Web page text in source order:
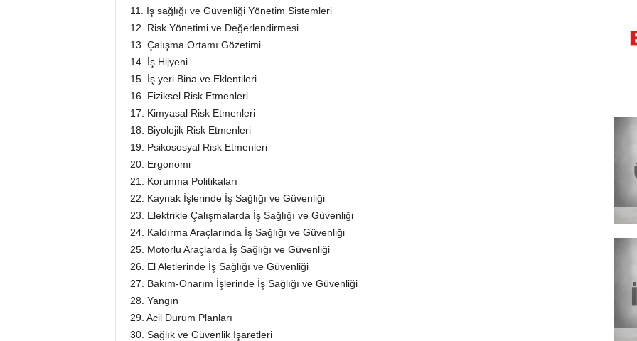
11. İş sağlığı ve Güvenliği Yönetim Sistemleri
12. Risk Yönetimi ve Değerlendirmesi
13. Çalışma Ortamı Gözetimi
14. İş Hijyeni
15. İş yeri Bina ve Eklentileri
16. Fiziksel Risk Etmenleri
17. Kimyasal Risk Etmenleri
18. Biyolojik Risk Etmenleri
19. Psikososyal Risk Etmenleri
20. Ergonomi
21. Korunma Politikaları
22. Kaynak İşlerinde İş Sağlığı ve Güvenliği
23. Elektrikle Çalışmalarda İş Sağlığı ve Güvenliği
24. Kaldırma Araçlarında İş Sağlığı ve Güvenliği
25. Motorlu Araçlarda İş Sağlığı ve Güvenliği
26. El Aletlerinde İş Sağlığı ve Güvenliği
27. Bakım-Onarım İşlerinde İş Sağlığı ve Güvenliği
28. Yangın
29. Acil Durum Planları
30. Sağlık ve Güvenlik İşaretleri